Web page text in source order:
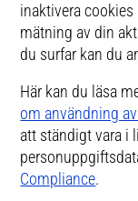
inaktivera
mätning av din
du surfar kan du
Här kan du läsa
om användning
att ständigt vara i
Compliance.